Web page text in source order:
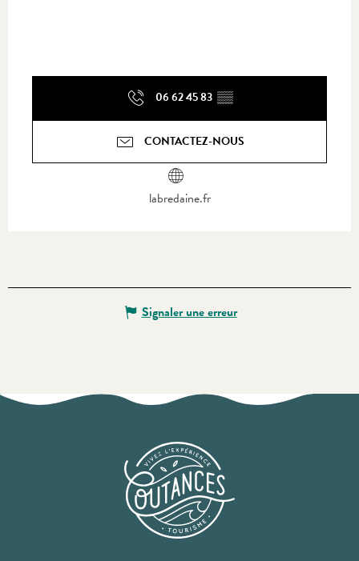
06 62 45 83 ▒▒
CONTACTEZ-NOUS
labredaine.fr
Signaler une erreur